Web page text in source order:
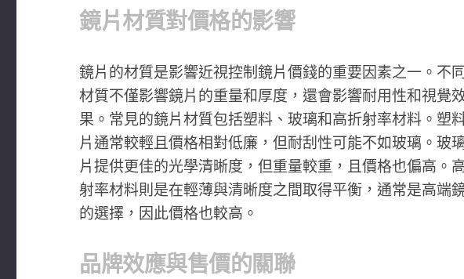
鏡片材質對價格的影響
鏡片的材質是影響近視控制鏡片價錢的重要因素之一。不
材質不僅影響鏡片的重量和厚度，還會影響耐用性和視覺
果。常見的鏡片材質包括塑料、玻璃和高折射率材料。塑
片通常較輕且價格相對低廉，但耐刮性可能不如玻璃。玻
片提供更佳的光學清晰度，但重量較重，且價格也偏高。
射率材料則是在輕薄與清晰度之間取得平衡，通常是高端
的選擇，因此價格也較高。
品牌效應與售價的關聯